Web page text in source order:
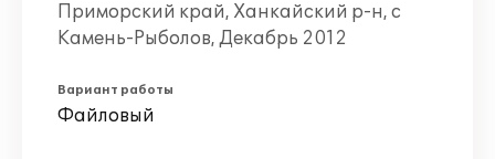
Приморский край, Ханкайский р-н, с
Камень-Рыболов, Декабрь 2012
Вариант работы
Файловый